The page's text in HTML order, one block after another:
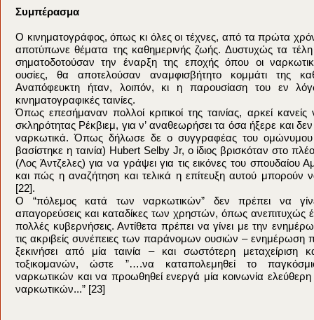
Συμπέρασμα
Ο κινηματογράφος, όπως κι όλες οι τέχνες, από τα πρώτα
αποτύπωνε θέματα της καθημερινής ζωής. Δυστυχώς τα
σηματοδοτούσαν την έναρξη της εποχής όπου οι
ουσίες, θα αποτελούσαν αναμφισβήτητο κομμάτι της
Αναπόφευκτη ήταν, λοιπόν, κι η παρουσίαση του εν
κινηματογραφικές ταινίες.
Όπως επεσήμαναν πολλοί κριτικοί της ταινίας, αρκεί κανείς
σκληρότητας Ρέκβιεμ, για ν’ αναθεωρήσει τα όσα ήξερε και
ναρκωτικά. Όπως δήλωσε δε ο συγγραφέας του ομώνυμου
βασίστηκε η ταινία) Hubert Selby Jr, ο ίδιος βρισκόταν στο
(Λος Άντζελες) για να γράψει για τις εικόνες του σπουδαίου
και πώς η αναζήτηση και τελικά η επίτευξη αυτού μπορούν
[22].
Ο “πόλεμος κατά των ναρκωτικών” δεν πρέπει να
απαγορεύσεις και καταδίκες των χρηστών, όπως ανεπιτυχώς
πολλές κυβερνήσεις. Αντίθετα πρέπει να γίνει με την
τις ακριβείς συνέπειες των παράνομων ουσιών –
ξεκινήσει από μία ταινία – και σωστότερη μεταχείριση
τοξικομανών, ώστε ”….να καταπολεμηθεί το
ναρκωτικών και να προωθηθεί ενεργά μία κοινωνία
ναρκωτικών...” [23]